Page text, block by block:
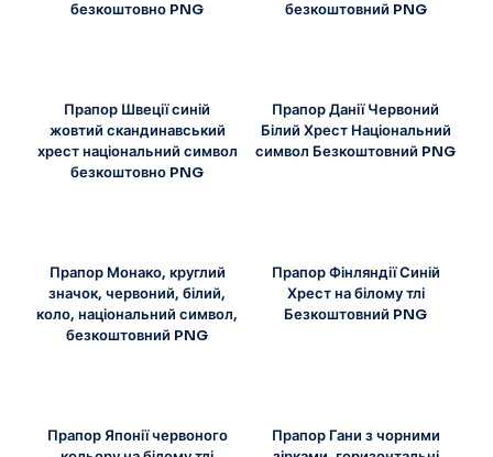
безкоштовно PNG
безкоштовний PNG
Прапор Швеції синій
жовтий скандинавський
хрест національний символ
безкоштовно PNG
Прапор Данії Червоний
Білий Хрест Національний
символ Безкоштовний PNG
Прапор Монако, круглий
значок, червоний, білий,
коло, національний символ,
безкоштовний PNG
Прапор Фінляндії Синій
Хрест на білому тлі
Безкоштовний PNG
Прапор Японії червоного
Прапор Гани з чорними